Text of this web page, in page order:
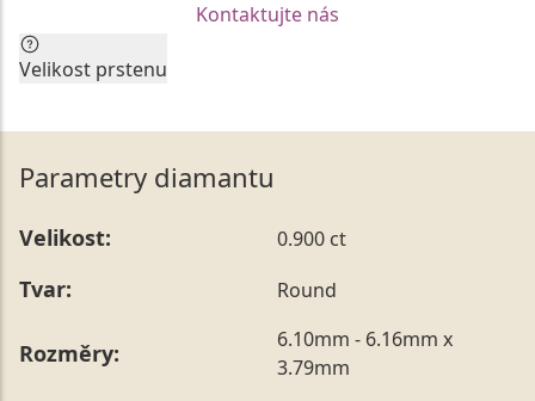
Kontaktujte nás
Velikost prstenu
Vaše rozhodnutí. Každý z prstenů Vám rádi na míru
upravíme.
Vzhledem k unikátní mezinárodní certifikaci jsou
konkrétní velikosti. Tu je možné nechat kdykoliv
upravit prostřednictvím našich služeb na Vámi
ale také až po následném obdarování.
Vámi preferovanou velikost můžete uvést přímo do
Parametry diamantu
Velikost: 0.900 ct
Tvar: Round
Rozměry:
6.10mm - 6.16mm x
3.79mm